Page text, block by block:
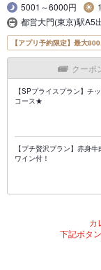
5001～6000円
都営大門(東京)駅A5
【アプリ予約限定】最大
クーポ
【SPプライスプラン】チ
コース★
【プチ贅沢プラン】赤身
ワイン付！
カ
下記ボタ